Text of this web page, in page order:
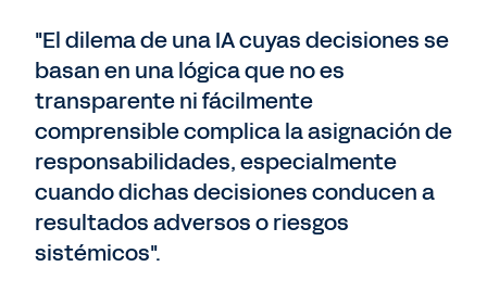
"El dilema de una IA cuyas decisiones se
basan en una lógica que no es
transparente ni fácilmente
comprensible complica la asignación de
responsabilidades, especialmente
cuando dichas decisiones conducen a
resultados adversos o riesgos
sistémicos".